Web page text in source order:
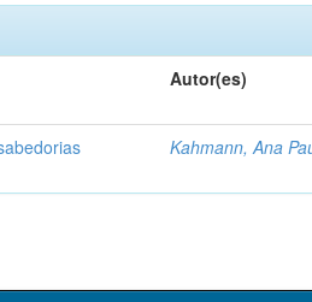
Autor(es)
Kahmann, Ana